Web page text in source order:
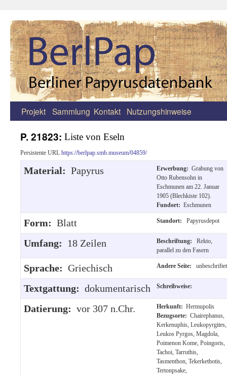
Zum
springen
Projekt Sammlung Kontakt Nutzungshinweise
P. 21823: Liste von Eseln
Persistente URL https://berlpap.smb.museum/04859/
Material: Papyrus Erwerbung: Grabung von
Otto Rubensohn in
Eschmunen am 22. Januar
1905 (Blechkiste 102).
Fundort: Eschmunen
Form: Blatt Standort: Papyrusdepot
Umfang: 18 Zeilen Beschriftung:
Rekto,
parallel zu den Fasern
Sprache: Griechisch Andere Seite: unbeschriftet
Textgattung: dokumentarisch Schreibweise:
Datierung: vor 307 n.Chr. Herkunft: Hermupolis
Bezugsorte: Chairephanus,
Kerkenuphis, Leukopyrgites,
Leukos Pyrgos, Magdola,
Poimenon Kome, Poingoris,
Tachoi, Tarruthis,
Tasmenthon, Tekerkethotis,
Tertonpsake,